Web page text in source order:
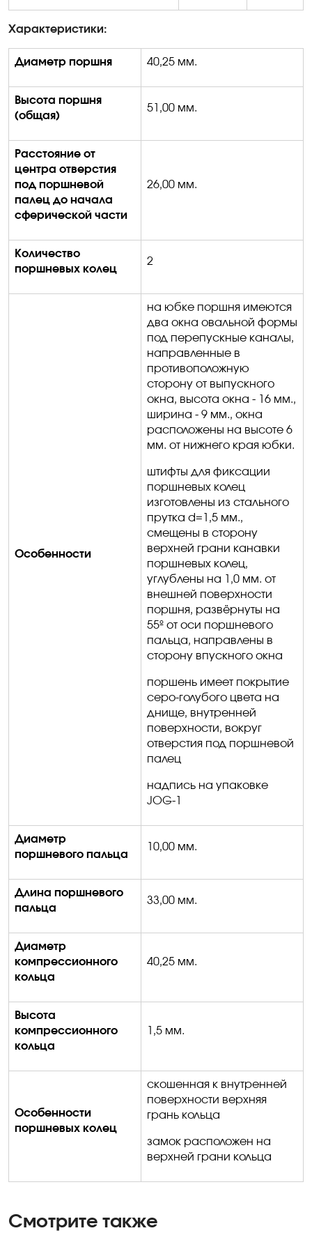
Характеристики:
Диаметр поршня 40,25 мм.
Высота поршня
(общая)
51,00 мм.
Расстояние от
центра отверстия
под поршневой
палец до начала
сферической части
26,00 мм.
Количество
поршневых колец
2
Особенности
на юбке поршня имеются
два окна овальной формы
под перепускные каналы,
направленные в
противоположную
сторону от выпускного
окна, высота окна - 16 мм.,
ширина - 9 мм., окна
расположены на высоте 6
мм. от нижнего края юбки.
штифты для фиксации
поршневых колец
изготовлены из стального
прутка d=1,5 мм.,
смещены в сторону
верхней грани канавки
поршневых колец,
углублены на 1,0 мм. от
внешней поверхности
поршня, развёрнуты на
55º от оси поршневого
пальца, направлены в
сторону впускного окна
поршень имеет покрытие
серо-голубого цвета на
днище, внутренней
поверхности, вокруг
отверстия под поршневой
палец
надпись на упаковке
JOG-1
Диаметр
поршневого пальца
1 0,00 мм.
Длина поршневого
пальца
33,00 мм.
Диаметр
компрессионного
кольца
40,25 мм.
Высота
компрессионного
кольца
1,5 мм.
Особенности
поршневых колец
скошенная к внутренней
поверхности верхняя
грань кольца
замок расположен на
верхней грани кольца
Смотрите также